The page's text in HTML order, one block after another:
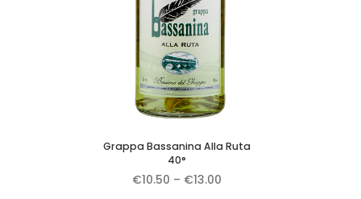
Grappa Bassanina Alla Ruta
40°
€10.50 – €13.00